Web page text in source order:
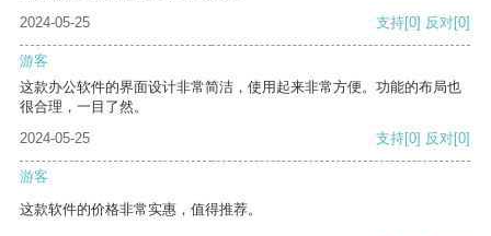
2024-05-25
支持[0] 反对[0]
游客
这款办公软件的界面设计非常简洁，使用起来非常方便。功能的布局也
很合理，一目了然。
2024-05-25
支持[0] 反对[0]
游客
这款软件的价格非常实惠，值得推荐。